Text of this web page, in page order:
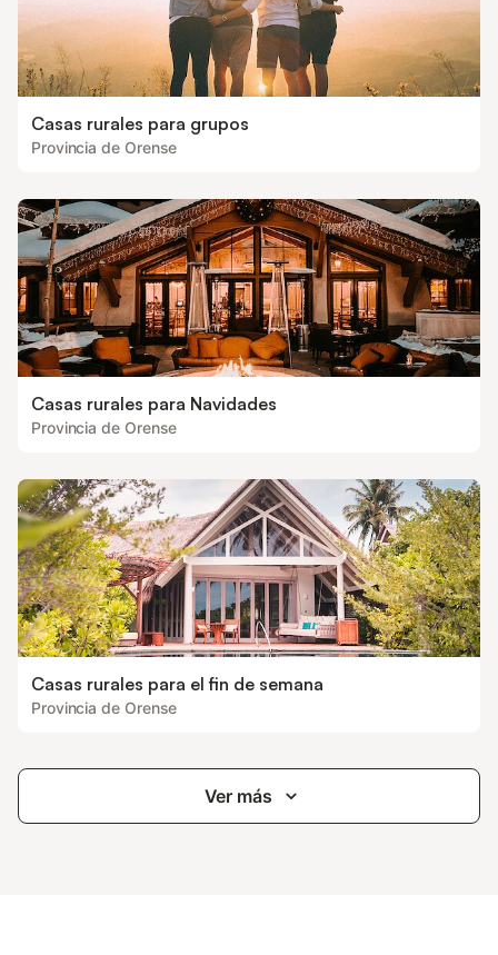
Casas rurales para grupos
Provincia de Orense
Casas rurales para Navidades
Provincia de Orense
Casas rurales para el fin de semana
Provincia de Orense
Ver más